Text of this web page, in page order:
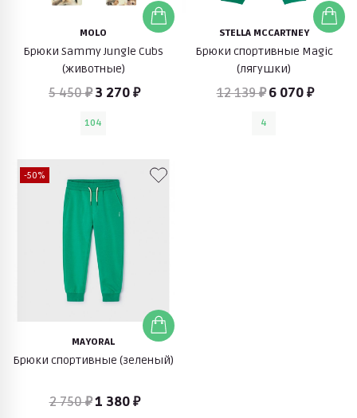
MOLO
Брюки Sammy Jungle Cubs
(животные)
5 450 ₽3 270 ₽
104
STELLA MCCARTNEY
Брюки спортивные Magic
(лягушки)
12 139 ₽ 6 070 ₽
4
-50%
MAYORAL
Брюки спортивные (зеленый)
2 750 ₽1 380 ₽